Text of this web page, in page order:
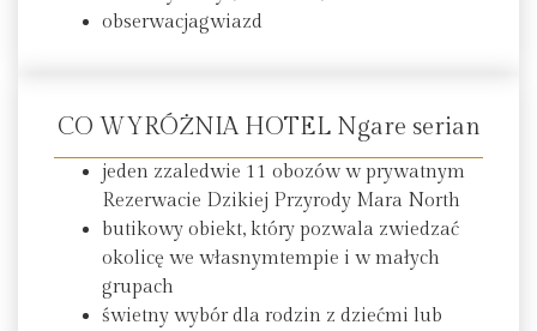
obserwacjagwiazd
CO WYRÓŻNIA HOTEL Ngare serian
jeden zzaledwie 11 obozów w prywatnym
Rezerwacie Dzikiej Przyrody Mara North
butikowy obiekt, który pozwala zwiedzać
okolicę we własnymtempie i w małych
grupach
świetny wybór dla rodzin z dziećmi lub